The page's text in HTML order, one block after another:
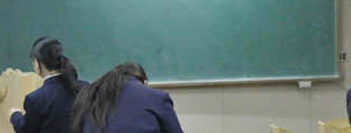
À QUATRE PATTES 1/2
OKTO